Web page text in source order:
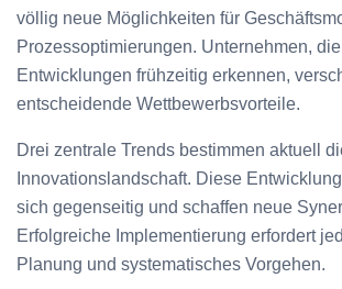
völlig neue Möglichkeiten für
Prozessoptimierungen. Unternehmen,
Entwicklungen frühzeitig erkennen,
entscheidende Wettbewerbsvorteile.
Drei zentrale Trends bestimmen aktuell
Innovationslandschaft. Diese
sich gegenseitig und schaffen neue
Erfolgreiche Implementierung erfordert
Planung und systematisches Vorgehen.